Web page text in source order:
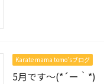
Karate mama tomo’sブログ
5月です～(*´ー｀*)